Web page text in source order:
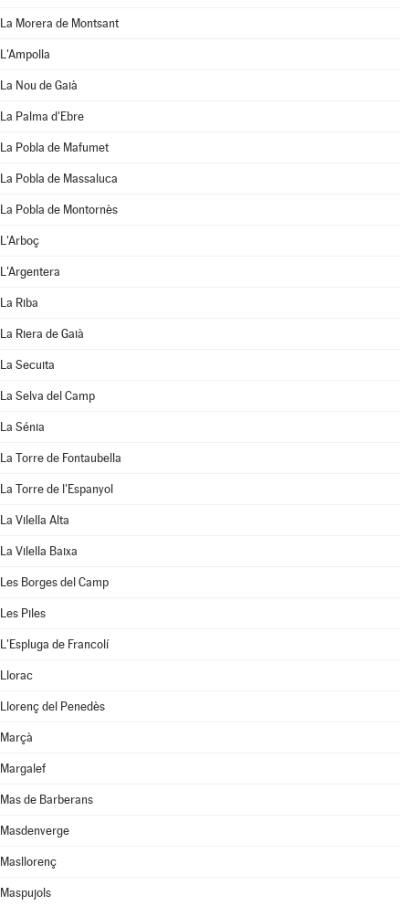
La Morera de Montsant
L'Ampolla
La Nou de Gaià
La Palma d'Ebre
La Pobla de Mafumet
La Pobla de Massaluca
La Pobla de Montornès
L'Arboç
L'Argentera
La Riba
La Riera de Gaià
La Secuita
La Selva del Camp
La Sénia
La Torre de Fontaubella
La Torre de l'Espanyol
La Vilella Alta
La Vilella Baixa
Les Borges del Camp
Les Piles
L'Espluga de Francolí
Llorac
Llorenç del Penedès
Marçà
Margalef
Mas de Barberans
Masdenverge
Masllorenç
Maspujols